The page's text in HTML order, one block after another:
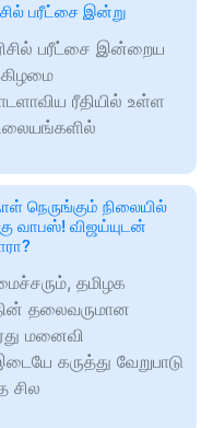
பரீட்சை இன்று
பரீட்சை இன்றைய
ரீதியில் உள்ள
நெருங்கும் நிலையில்
வாபஸ்! விஜய்யுடன்
தமிழக
தலைவருமான
மனைவி
கருத்து வேறுபாடு
சில